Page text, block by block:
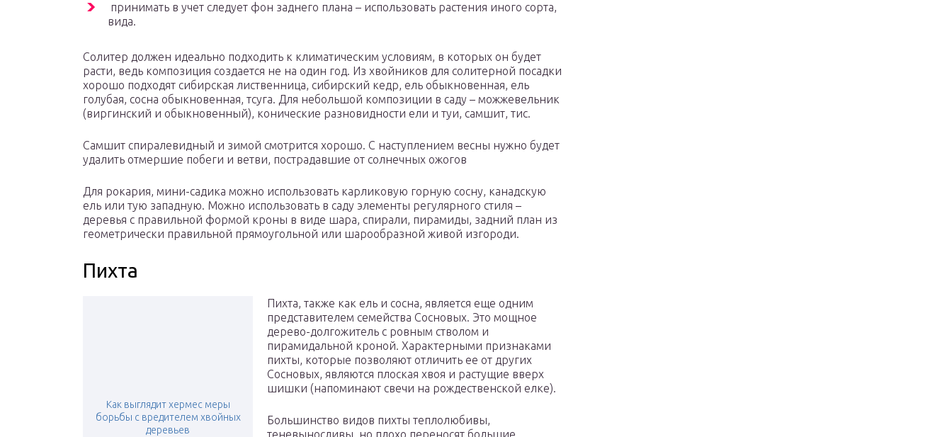
принимать в учет следует фон заднего плана – использовать растения иного сорта,
вида.
Солитер должен идеально подходить к климатическим условиям, в которых он будет
расти, ведь композиция создается не на один год. Из хвойников для солитерной посадки
хорошо подходят сибирская лиственница, сибирский кедр, ель обыкновенная, ель
голубая, сосна обыкновенная, тсуга. Для небольшой композиции в саду – можжевельник
(виргинский и обыкновенный), конические разновидности ели и туи, самшит, тис.
Самшит спиралевидный и зимой смотрится хорошо. С наступлением весны нужно будет
удалить отмершие побеги и ветви, пострадавшие от солнечных ожогов
Для рокария, мини-садика можно использовать карликовую горную сосну, канадскую
ель или тую западную. Можно использовать в саду элементы регулярного стиля –
деревья с правильной формой кроны в виде шара, спирали, пирамиды, задний план из
геометрически правильной прямоугольной или шарообразной живой изгороди.
Пихта
Как выглядит хермес меры
борьбы с вредителем хвойных
деревьев
Пихта, также как ель и сосна, является еще одним
представителем семейства Сосновых. Это мощное
дерево-долгожитель с ровным стволом и
пирамидальной кроной. Характерными признаками
пихты, которые позволяют отличить ее от других
Сосновых, являются плоская хвоя и растущие вверх
шишки (напоминают свечи на рождественской елке).
Большинство видов пихты теплолюбивы,
теневыносливы, но плохо переносят большие